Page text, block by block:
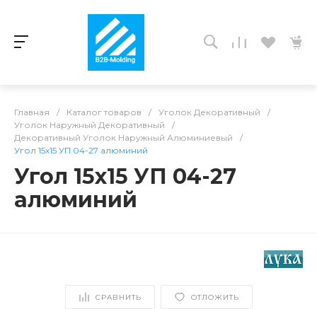
Главная / Каталог товаров / Уголок Декоративный
/
Уголок Наружный Декоративный
/
Декоративный Уголок Наружный Алюминиевый
/
Угол 15х15 УП 04-27 алюминий
Угол 15х15 УП 04-27
алюминий
СРАВНИТЬ ОТЛОЖИТЬ